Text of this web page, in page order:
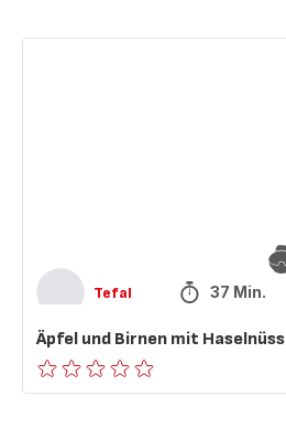
Tefal 37 Min.
Äpfel und Birnen mit
ratings.0